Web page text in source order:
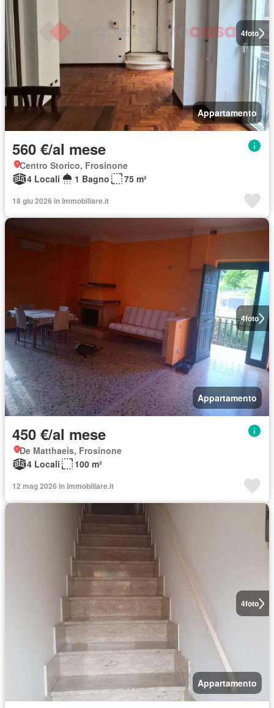
4foto
Appartamento
560 €/al mese
Centro Storico, Frosinone
4 Locali
1 Bagno 75 m²
18 giu 2026 in Immobiliare.it
4foto
Appartamento
450 €/al mese
De Matthaeis, Frosinone
4 Locali
100 m²
12 mag 2026 in Immobiliare.it
4foto
Appartamento